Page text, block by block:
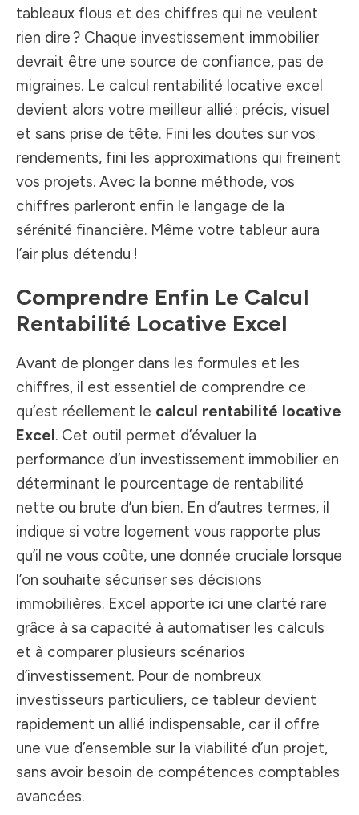
tableaux flous et des chiffres qui ne veulent
rien dire ? Chaque investissement immobilier
devrait être une source de confiance, pas de
migraines. Le calcul rentabilité locative excel
devient alors votre meilleur allié : précis, visuel
et sans prise de tête. Fini les doutes sur vos
rendements, fini les approximations qui freinent
vos projets. Avec la bonne méthode, vos
chiffres parleront enfin le langage de la
sérénité financière. Même votre tableur aura
l’air plus détendu !
Comprendre Enfin Le Calcul
Rentabilité Locative Excel
Avant de plonger dans les formules et les
chiffres, il est essentiel de comprendre ce
qu’est réellement le calcul rentabilité locative
Excel. Cet outil permet d’évaluer la
performance d’un investissement immobilier en
déterminant le pourcentage de rentabilité
nette ou brute d’un bien. En d’autres termes, il
indique si votre logement vous rapporte plus
qu’il ne vous coûte, une donnée cruciale lorsque
l’on souhaite sécuriser ses décisions
immobilières. Excel apporte ici une clarté rare
grâce à sa capacité à automatiser les calculs
et à comparer plusieurs scénarios
d’investissement. Pour de nombreux
investisseurs particuliers, ce tableur devient
rapidement un allié indispensable, car il offre
une vue d’ensemble sur la viabilité d’un projet,
sans avoir besoin de compétences comptables
avancées.